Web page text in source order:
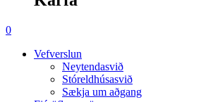
Menu
search
account
0
Vefverslun
Neytendasvið
Stóreldhúsasvið
Sækja um aðgang